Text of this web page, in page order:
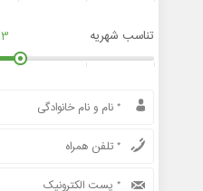
تناسب شهریه 3